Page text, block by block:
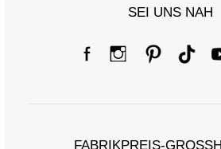
SEI UNS NAH
FABRIKPREIS-